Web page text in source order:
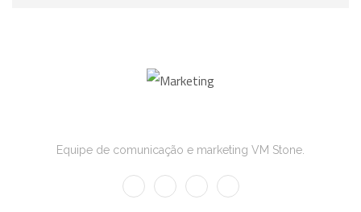
Equipe de comunicação e marketing VM Stone.